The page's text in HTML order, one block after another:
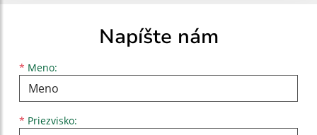
Napíšte nám
* Meno:
Meno
* Priezvisko:
Priezvisko
E-mailová adresa